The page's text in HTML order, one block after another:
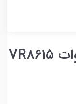
مینی فرز ویوارکس 860 وات VR8615